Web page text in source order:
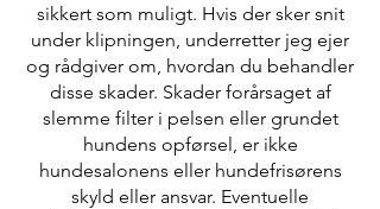
sikkert som muligt. Hvis der sker snit
under klipningen, underretter jeg ejer
og rådgiver om, hvordan du behandler
disse skader. Skader forårsaget af
slemme filter i pelsen eller grundet
hundens opførsel, er ikke
hundesalonens eller hundefrisørens
skyld eller ansvar. Eventuelle